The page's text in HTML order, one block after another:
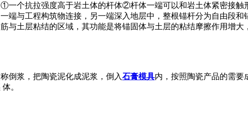
一个抗拉强度高于岩土体的杆体②杆体一端可以和岩土体紧密接
端与工程构筑物连接，另一端深入地层中，整根锚杆分为自由段
与土层粘结的区域，其功能是将锚固体与土层的粘结摩擦作用增
倒浆，把陶瓷泥化成泥浆，倒入石膏模具内，按照陶瓷产品的需
。